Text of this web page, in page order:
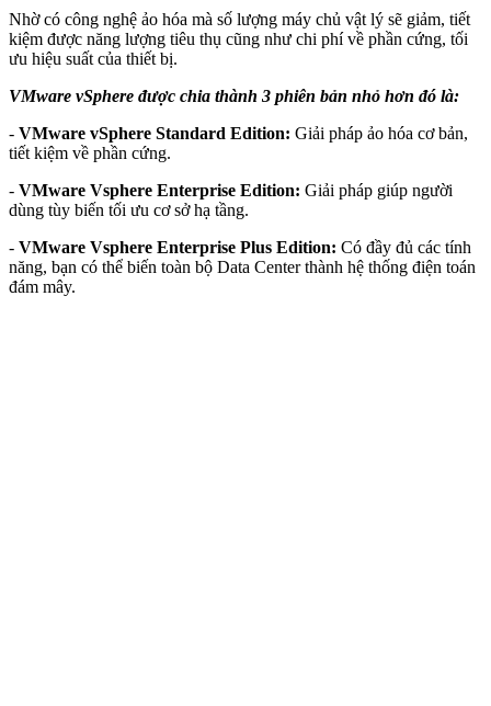
Nhờ có công nghệ ảo hóa mà số lượng máy chủ vật lý sẽ giảm, tiết
kiệm được năng lượng tiêu thụ cũng như chi phí về phần cứng, tối
ưu hiệu suất của thiết bị.
VMware vSphere được chia thành 3 phiên bản nhỏ hơn đó là:
- VMware vSphere Standard Edition: Giải pháp ảo hóa cơ bản,
tiết kiệm về phần cứng.
- VMware Vsphere Enterprise Edition: Giải pháp giúp người
dùng tùy biến tối ưu cơ sở hạ tầng.
- VMware Vsphere Enterprise Plus Edition: Có đầy đủ các tính
năng, bạn có thể biến toàn bộ Data Center thành hệ thống điện toán
đám mây.